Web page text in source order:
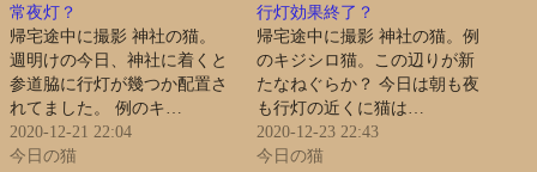
常夜灯？
帰宅途中に撮影 神社の猫。
週明けの今日、神社に着くと
参道脇に行灯が幾つか配置さ
れてました。 例のキ…
2020-12-21 22:04
今日の猫
行灯効果終了？
帰宅途中に撮影 神社の猫。例
のキジシロ猫。この辺りが新
たなねぐらか？ 今日は朝も夜
も行灯の近くに猫は…
2020-12-23 22:43
今日の猫